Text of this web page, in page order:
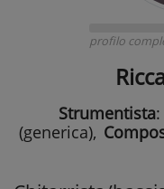
profilo
Strumentista:
(generica),